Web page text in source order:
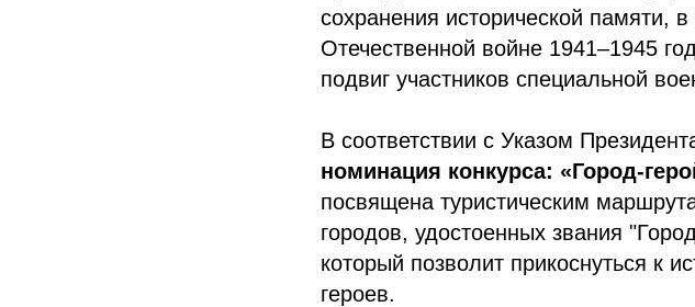
сохранения исторической памяти,
Отечественной войне 1941–1945
подвиг участников специальной
В соответствии с Указом
номинация конкурса: «Город-
посвящена туристическим
городов, удостоенных звания
который позволит прикоснуться к
героев.